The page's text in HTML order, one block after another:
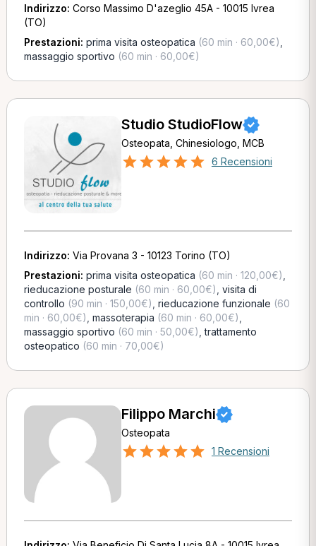
Indirizzo: Corso Massimo D'azeglio 45A - 10015 Ivrea
(TO)
Prestazioni: prima visita osteopatica (60 min · 60,00€)
massaggio sportivo (60 min · 60,00€)
Studio StudioFlow
Osteopata, Chinesiologo, MCB
6 Recensioni
Indirizzo: Via Provana 3 - 10123 Torino (TO)
Prestazioni: prima visita osteopatica (60 min · 120,00€)
rieducazione posturale (60 min · 60,00€) visita di
controllo (90 min · 150,00€) rieducazione funzionale (60
min · 60,00€) massoterapia (60 min · 60,00€)
massaggio sportivo (60 min · 50,00€) ,trattamento
osteopatico (60 min · 70,00€)
Filippo Marchi
Osteopata
1 Recensioni